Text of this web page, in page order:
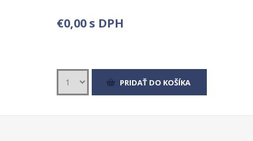
€0,00 s DPH
PRIDAŤ DO KOŠÍKA